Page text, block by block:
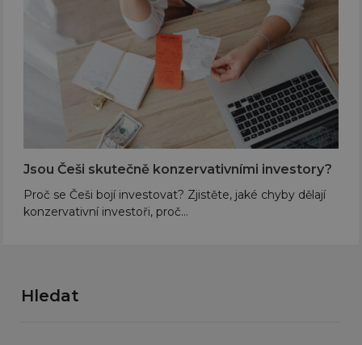
Jsou Češi skutečně konzervativními investory?
Proč se Češi bojí investovat? Zjistěte, jaké chyby dělají
konzervativní investoři, proč…
Hledat